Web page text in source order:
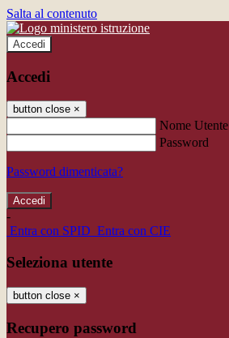
Salta al contenuto
Accedi
Accedi
button close ×
Nome Utente
Password
Password dimenticata?
-
Entra con SPID Entra con CIE
Seleziona utente
button close ×
Recupero password